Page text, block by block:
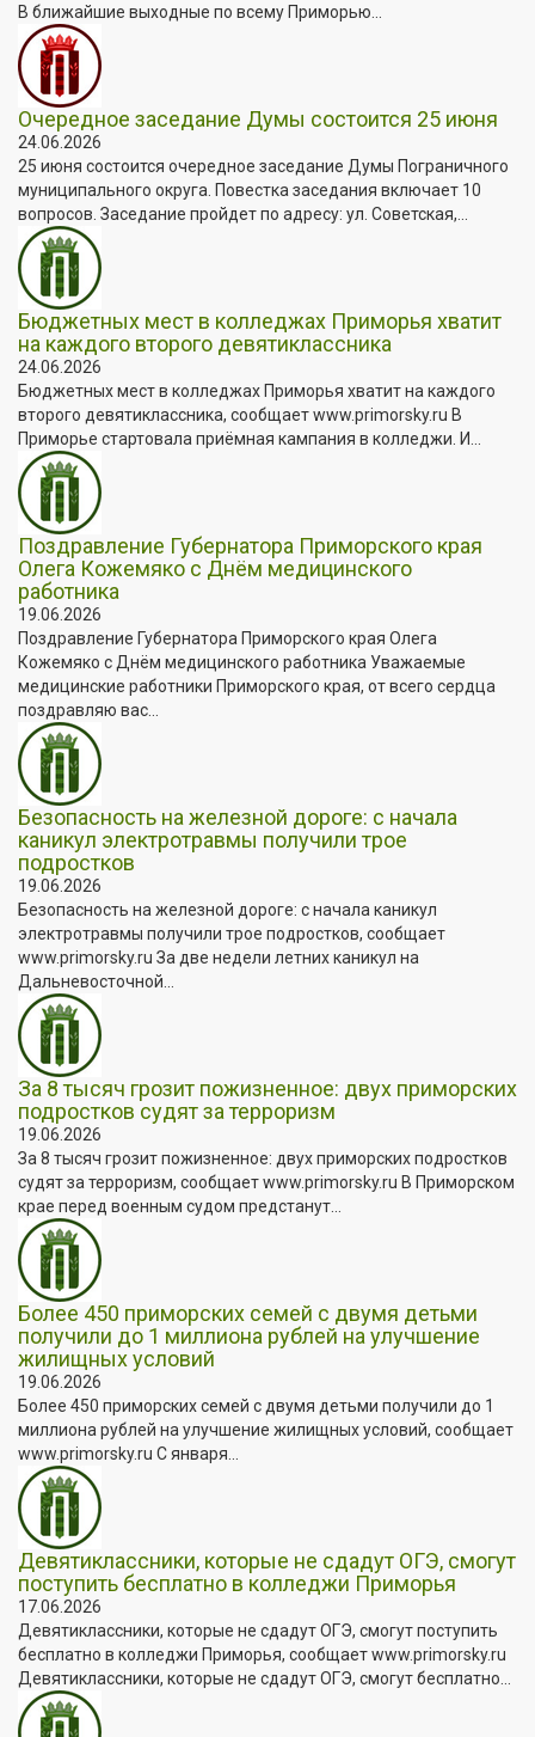
В ближайшие выходные по всему Приморью...
Очередное заседание Думы состоится 25 июня
24.06.2026
25 июня состоится очередное заседание Думы Пограничного
муниципального округа. Повестка заседания включает 10
вопросов. Заседание пройдет по адресу: ул. Советская,...
Бюджетных мест в колледжах Приморья хватит
на каждого второго девятиклассника
24.06.2026
Бюджетных мест в колледжах Приморья хватит на каждого
второго девятиклассника, сообщает www.primorsky.ru В
Приморье стартовала приёмная кампания в колледжи. И...
Поздравление Губернатора Приморского края
Олега Кожемяко с Днём медицинского
работника
19.06.2026
Поздравление Губернатора Приморского края Олега
Кожемяко с Днём медицинского работника Уважаемые
медицинские работники Приморского края, от всего сердца
поздравляю вас...
Безопасность на железной дороге: с начала
каникул электротравмы получили трое
подростков
19.06.2026
Безопасность на железной дороге: с начала каникул
электротравмы получили трое подростков, сообщает
www.primorsky.ru За две недели летних каникул на
Дальневосточной...
За 8 тысяч грозит пожизненное: двух приморских
подростков судят за терроризм
19.06.2026
За 8 тысяч грозит пожизненное: двух приморских подростков
судят за терроризм, сообщает www.primorsky.ru В Приморском
крае перед военным судом предстанут...
Более 450 приморских семей с двумя детьми
получили до 1 миллиона рублей на улучшение
жилищных условий
19.06.2026
Более 450 приморских семей с двумя детьми получили до 1
миллиона рублей на улучшение жилищных условий, сообщает
www.primorsky.ru С января...
Девятиклассники, которые не сдадут ОГЭ, смогут
поступить бесплатно в колледжи Приморья
17.06.2026
Девятиклассники, которые не сдадут ОГЭ, смогут поступить
бесплатно в колледжи Приморья, сообщает www.primorsky.ru
Девятиклассники, которые не сдадут ОГЭ, смогут бесплатно...